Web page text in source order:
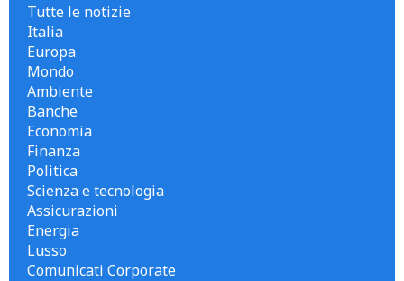
Tutte le notizie
Italia
Europa
Mondo
Ambiente
Banche
Economia
Finanza
Politica
Scienza e tecnologia
Assicurazioni
Energia
Lusso
Comunicati Corporate